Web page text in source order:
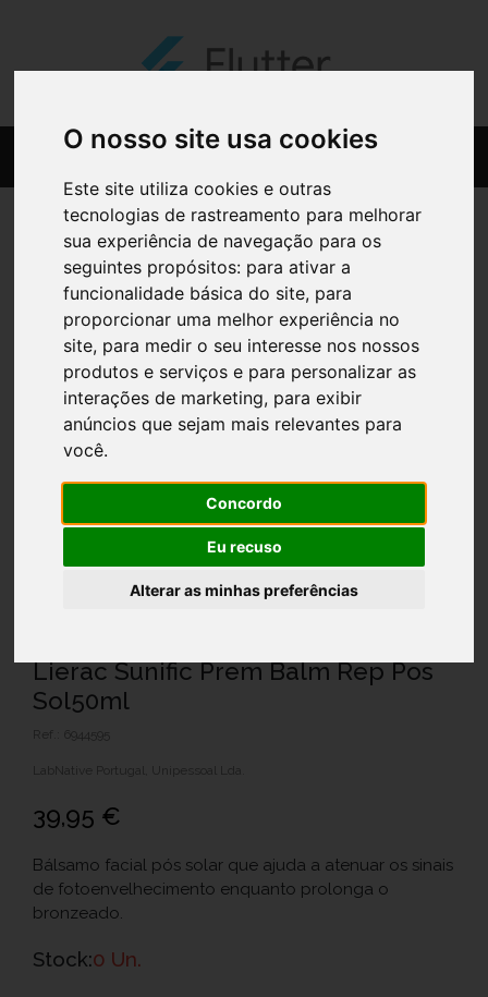
O nosso site usa cookies
Este site utiliza cookies e outras
tecnologias de rastreamento para melhorar
sua experiência de navegação para os
seguintes propósitos: para ativar a
funcionalidade básica do site, para
proporcionar uma melhor experiência no
site, para medir o seu interesse nos nossos
produtos e serviços e para personalizar as
interações de marketing, para exibir
anúncios que sejam mais relevantes para
você.
Concordo
Eu recuso
Alterar as minhas preferências
Lierac Sunific Prem Balm Rep Pos
Sol50ml
Ref.: 6944595
LabNative Portugal, Unipessoal Lda.
39,95 €
Bálsamo facial pós solar que ajuda a atenuar os sinais
de fotoenvelhecimento enquanto prolonga o
bronzeado.
Stock:0 Un.